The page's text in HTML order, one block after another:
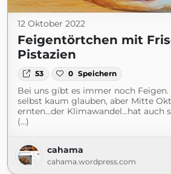
12 Oktober 2022
Feigentörtchen mit
Pistazien
53 0 Speichern
Bei uns gibt es immer noch
selbst kaum glauben, aber Mitte
ernten…der Klimawandel…hat auch
(...)
cahama
cahama.wordpress.com